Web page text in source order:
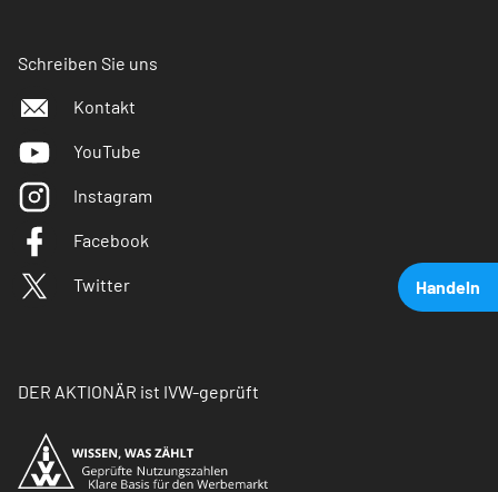
Handeln
Schreiben Sie uns
Kontakt
YouTube
Instagram
Facebook
Twitter
DER AKTIONÄR ist IVW-geprüft